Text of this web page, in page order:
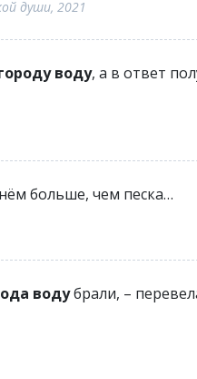
души, 2021
воду, а в ответ
больше, чем песка…
водубрали, –